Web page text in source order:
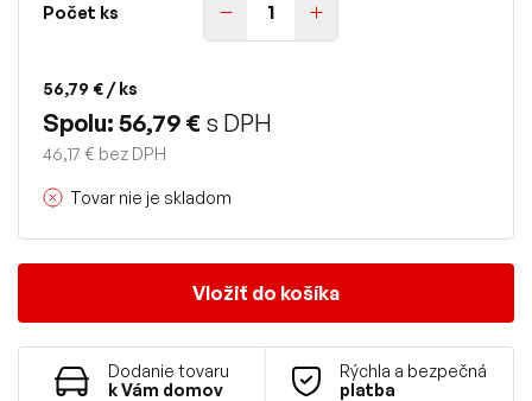
Počet ks
56,79 € / ks
Spolu: 56,79 € s DPH
46,17 € bez DPH
Tovar nie je skladom
Vložiť do košíka
Dodanie tovaru
k Vám domov
Rýchla a bezpečná
platba